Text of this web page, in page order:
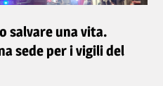
salvare una vita.
sede per i vigili del